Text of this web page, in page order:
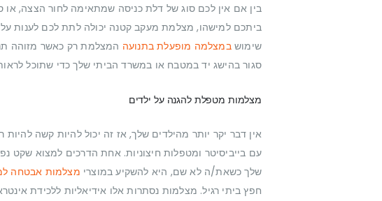
בין אם אין לכם סוג של דלת כניסה שמתאימה לחור הצצה,
ביתכם למישהו, מצלמת מעקב קטנה יכולה לתת לכם לענות על
שימושבמצלמה מופעלת בתנועה המצלמת רק כאשר מזוהה
סגור בהישג יד במטבח או במשרד הביתי שלך כדי שתוכל
מצלמות מטפלת להגנה על ילדים
אין דבר יקר יותר מהילדים שלך, אז זה יכול להיות קשה
עם בייביסיטר ומטפלות חיצוניות. אחת הדרכים למצוא שקט
שלך כשאת/ה לא שם, היא להשקיע במוצרי מצלמות אבטחה
חפץ ביתי רגיל. מצלמות נסתרות אלו אידיאליות ללכידת